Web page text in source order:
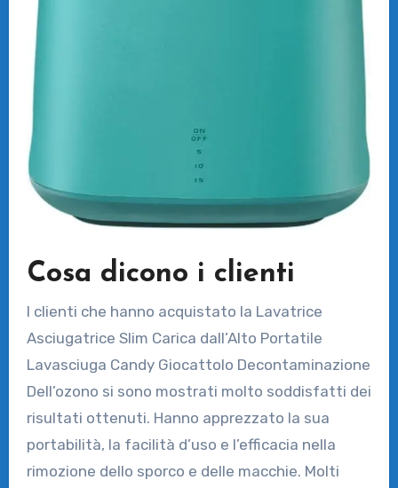
Cosa dicono i clienti
I clienti che hanno acquistato la Lavatrice
Asciugatrice Slim Carica dall’Alto Portatile
Lavasciuga Candy Giocattolo Decontaminazione
Dell’ozono si sono mostrati molto soddisfatti dei
risultati ottenuti. Hanno apprezzato la sua
portabilità, la facilità d’uso e l’efficacia nella
rimozione dello sporco e delle macchie. Molti